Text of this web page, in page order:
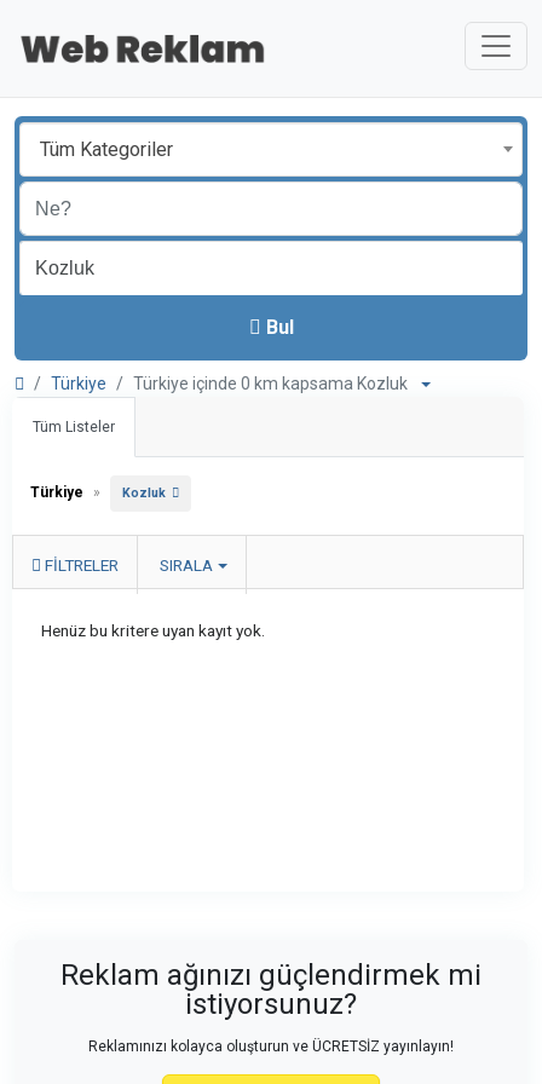
Tüm Kategoriler
Bul
Türkiye Türkiye içinde 0 km kapsama Kozluk
Tüm Listeler
Türkiye » Kozluk
FILTRELER SIRALA
Henüz bu kritere uyan kayıt yok.
Reklam ağınızı güçlendirmek mi
istiyorsunuz?
Reklamınızı kolayca oluşturun ve ÜCRETSİZ yayınlayın!